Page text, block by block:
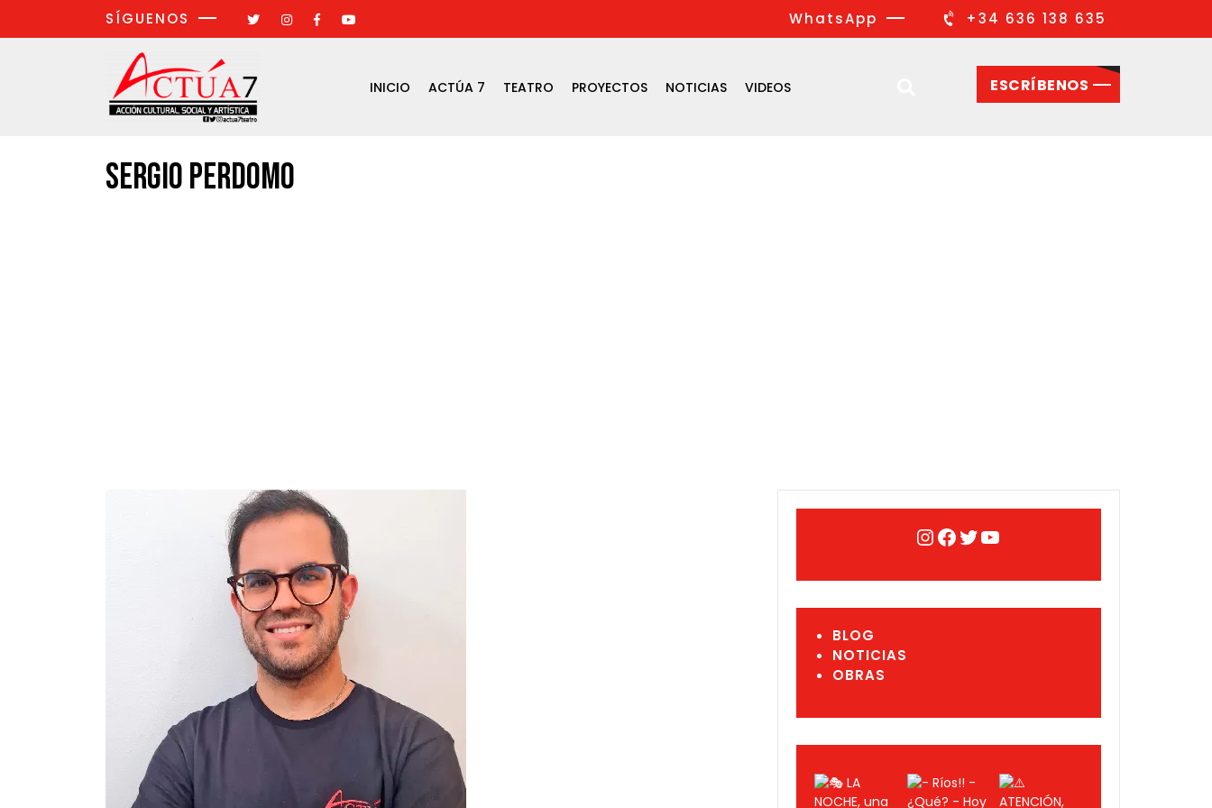
SÍGUENOS WhatsApp +34 636 138 635
INICIO ACTÚA 7 TEATRO PROYECTOS NOTICIAS VIDEOS ESCRÍBENOS
SERGIO PERDOMO
Instagram
Facebook
Twitter
YouTube
BLOG
NOTICIAS
OBRAS